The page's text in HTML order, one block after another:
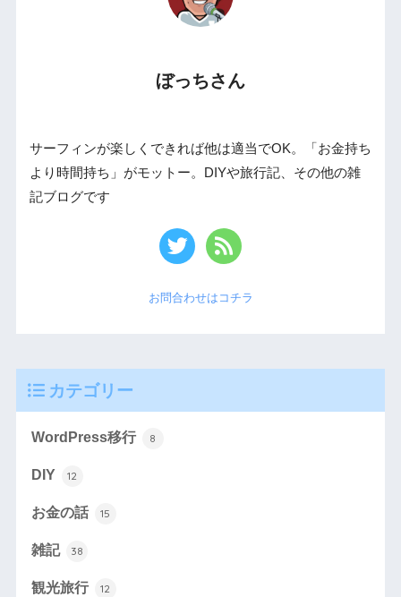
ぼっちさん
サーフィンが楽しくできれば他は適当でOK。「お金持ち
より時間持ち」がモットー。DIYや旅行記、その他の雑
記ブログです
お問合わせはコチラ
カテゴリー
WordPress移行 8
DIY 12
お金の話 15
雑記 38
観光旅行 12